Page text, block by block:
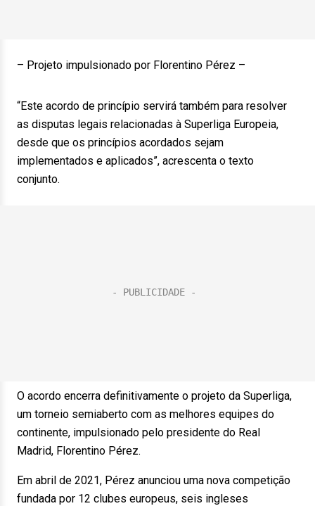
– Projeto impulsionado por Florentino Pérez –
“Este acordo de princípio servirá também para resolver
as disputas legais relacionadas à Superliga Europeia,
desde que os princípios acordados sejam
implementados e aplicados”, acrescenta o texto
conjunto.
O acordo encerra definitivamente o projeto da Superliga,
um torneio semiaberto com as melhores equipes do
continente, impulsionado pelo presidente do Real
Madrid, Florentino Pérez.
Em abril de 2021, Pérez anunciou uma nova competição
fundada por 12 clubes europeus, seis ingleses